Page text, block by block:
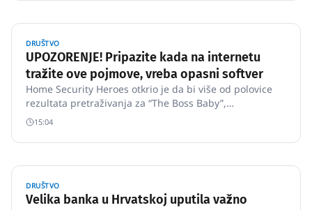
DRUŠTVO
UPOZORENJE! Pripazite kada na internetu
tražite ove pojmove, vreba opasni softver
Home Security Heroes otkrio je da bi više od polovice
rezultata pretraživanja za “The Boss Baby”,
“Transylvania 2” i “Sonic the Hedgehog” moglo
sadržavati zlonamjerni softver, prenosi Komando.
15:04
DRUŠTVO
Velika banka u Hrvatskoj uputila važno